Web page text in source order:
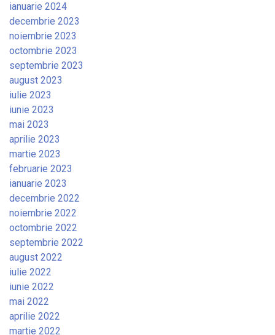
ianuarie 2024
decembrie 2023
noiembrie 2023
octombrie 2023
septembrie 2023
august 2023
iulie 2023
iunie 2023
mai 2023
aprilie 2023
martie 2023
februarie 2023
ianuarie 2023
decembrie 2022
noiembrie 2022
octombrie 2022
septembrie 2022
august 2022
iulie 2022
iunie 2022
mai 2022
aprilie 2022
martie 2022